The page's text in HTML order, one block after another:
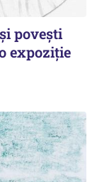
povești
expoziție